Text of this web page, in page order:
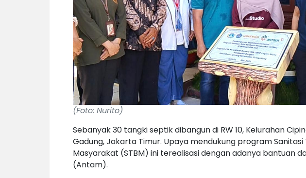
(Foto: Nurito)
Sebanyak 30 tangki septik dibangun di RW 10, Kelurahan
Gadung, Jakarta Timur. Upaya mendukung program Sanitasi
Masyarakat (STBM) ini terealisasi dengan adanya bantuan
(Antam).